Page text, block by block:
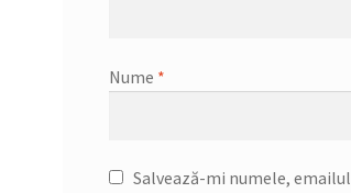
Nume *
Salvează-mi numele,